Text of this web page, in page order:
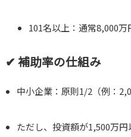
101名以上：通常8,000
✔ 補助率の仕組み
中小企業：原則1/2（例：
ただし、投資額が1,500万